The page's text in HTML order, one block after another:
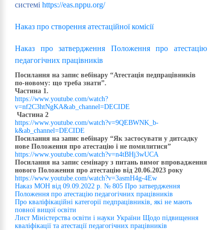
системі https://eas.nppu.org/
Наказ про створення атестаційної комісії
Наказ про затвердження Положення про атестацію
педагогічних працівників
Посилання на запис вебінару “Атестація педпрацівників
по-новому: що треба знати”.
Частина 1.
https://www.youtube.com/watch?
v=nf2C3htNgKA&ab_channel=DECIDE
Частина 2
https://www.youtube.com/watch?v=9QEBWNK_b-
k&ab_channel=DECIDE
Посилання на запис вебінару “Як застосувати у дитсадку
нове Положення про атестацію і не помилитися”
https://www.youtube.com/watch?v=n4tBHj3wUCA
Посилання на запис семінару з питань вимог впровадження
нового Положення про атестацію від 20.06.2023 року
https://www.youtube.com/watch?v=3asmH4g-4Ew
Наказ МОН від 09.09.2022 р. № 805 Про затвердження
Положення про атестацію педагогічних працівників
Про кваліфікаційні категорії педпрацівників, які не мають
повної вищої освіти
Лист Міністерства освіти і науки України Щодо підвищення
кваліфікації та атестації педагогічних працівників